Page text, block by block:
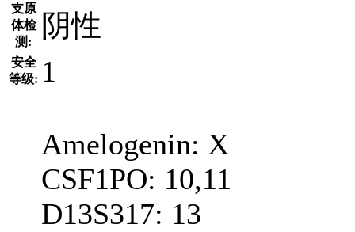
支原
体检
测:
阴性
安全
等级: 1
Amelogenin: X
CSF1PO: 10,11
D13S317: 13